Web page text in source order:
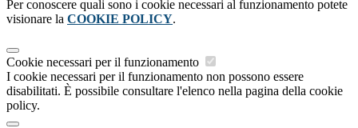
Per conoscere quali sono i cookie necessari al funzionamento potete
visionare la COOKIE POLICY.
Cookie necessari per il funzionamento
I cookie necessari per il funzionamento non possono essere
disabilitati. È possibile consultare l'elenco nella pagina della cookie
policy.